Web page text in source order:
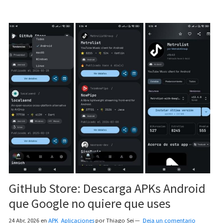
GitHub Store: Descarga APKs Android
que Google no quiere que uses
24 Abr, 2026 en APK AplicacionesporThiago Sei Deja un comentario